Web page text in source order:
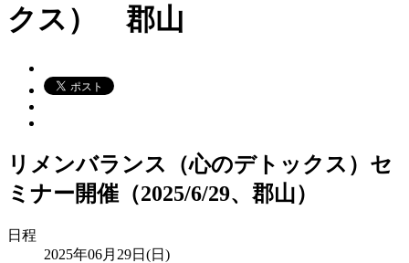
クス） 郡山
リメンバランス（心のデトックス）セ
ミナー開催（2025/6/29、郡山）
日程
2025年06月29日(日)